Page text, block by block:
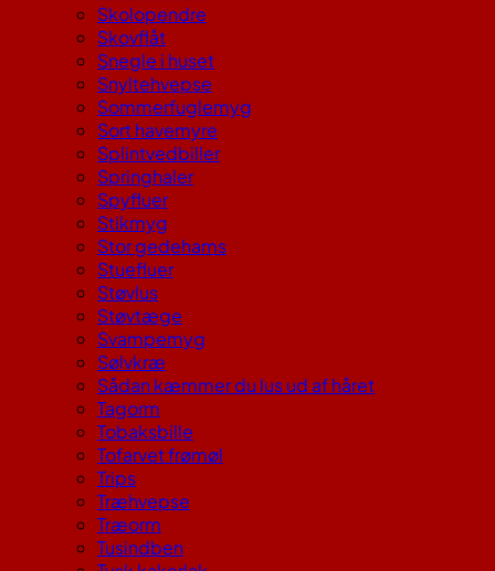
Skolopendre
Skovflåt
Snegle i huset
Snyltehvepse
Sommerfuglemyg
Sort havemyre
Splintvedbiller
Springhaler
Spyfluer
Stikmyg
Stor gedehams
Stuefluer
Støvlus
Støvtæge
Svampemyg
Sølvkræ
Sådan kæmmer du lus ud af håret
Tagorm
Tobaksbille
Tofarvet frømøl
Trips
Træhvepse
Træorm
Tusindben